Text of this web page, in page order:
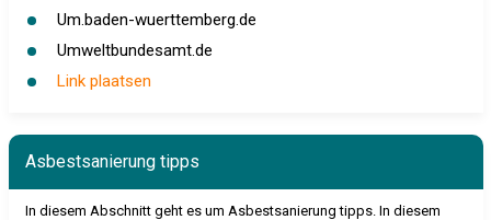
Um.baden-wuerttemberg.de
Umweltbundesamt.de
Link plaatsen
Asbestsanierung tipps
In diesem Abschnitt geht es um Asbestsanierung tipps. In diesem